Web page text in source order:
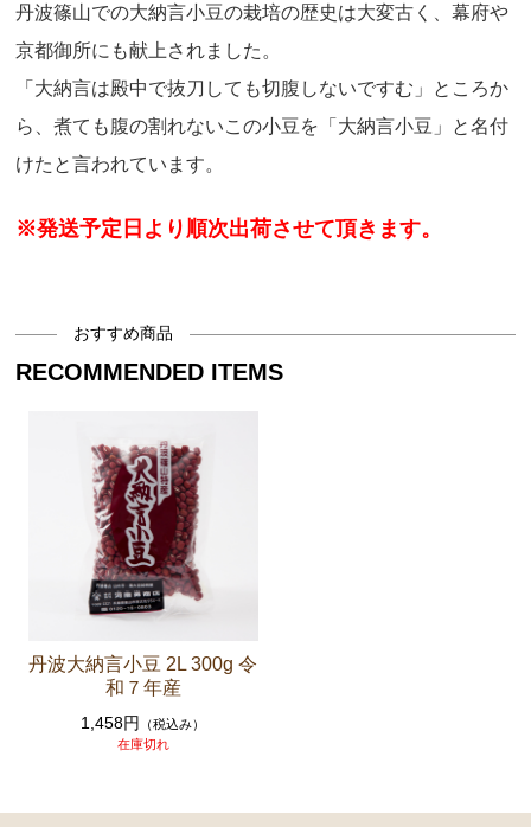
丹波篠山での大納言小豆の栽培の歴史は大変古く、幕府や
京都御所にも献上されました。
「大納言は殿中で抜刀しても切腹しないですむ」ところか
ら、煮ても腹の割れないこの小豆を「大納言小豆」と名付
けたと言われています。
※発送予定日より順次出荷させて頂きます。
おすすめ商品
RECOMMENDED ITEMS
丹波大納言小豆 2L 300g 令
和７年産
1,458円
（税込み）
在庫切れ